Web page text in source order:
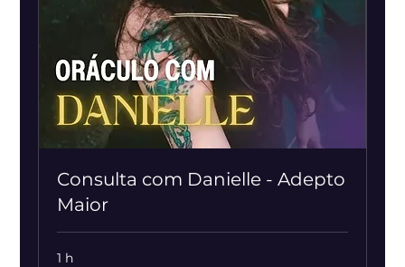
Consulta com Danielle - Adepto
Maior
1 h